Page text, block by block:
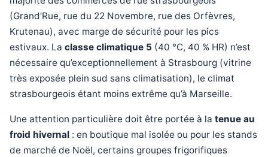
(Grand’Rue, rue du 22 Novembre, rue des Orfèvres,
Krutenau), avec marge de sécurité pour les pics
estivaux. La classe climatique 5 (40 °C, 40 % HR) n’est
nécessaire qu’exceptionnellement à Strasbourg (vitrine
très exposée plein sud sans climatisation), le climat
strasbourgeois étant moins extrême qu’à Marseille.
Une attention particulière doit être portée à la tenue au
froid hivernal : en boutique mal isolée ou pour les stands
de marché de Noël, certains groupes frigorifiques